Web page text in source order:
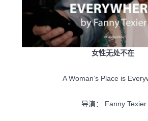
女性无处不在
A Woman’s Place is
导演： Fanny Texier